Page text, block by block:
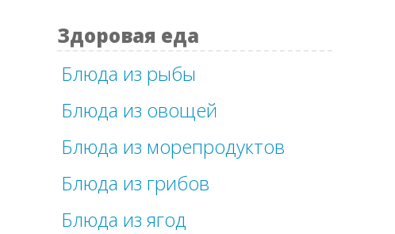
Здоровая еда
Блюда из рыбы
Блюда из овощей
Блюда из морепродуктов
Блюда из грибов
Блюда из ягод